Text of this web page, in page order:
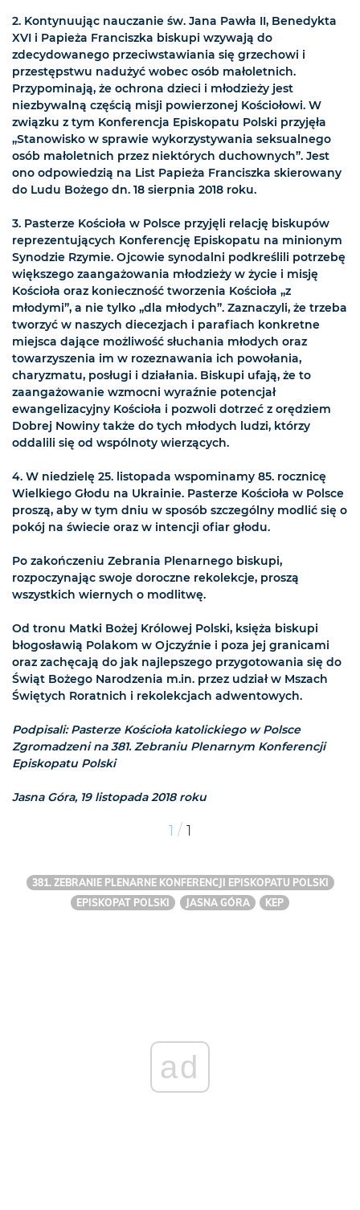
2. Kontynuując nauczanie św. Jana Pawła II, Benedykta
XVI i Papieża Franciszka biskupi wzywają do
zdecydowanego przeciwstawiania się grzechowi i
przestępstwu nadużyć wobec osób małoletnich.
Przypominają, że ochrona dzieci i młodzieży jest
niezbywalną częścią misji powierzonej Kościołowi. W
związku z tym Konferencja Episkopatu Polski przyjęła
„Stanowisko w sprawie wykorzystywania seksualnego
osób małoletnich przez niektórych duchownych”. Jest
ono odpowiedzią na List Papieża Franciszka skierowany
do Ludu Bożego dn. 18 sierpnia 2018 roku.
3. Pasterze Kościoła w Polsce przyjęli relację biskupów
reprezentujących Konferencję Episkopatu na minionym
Synodzie Rzymie. Ojcowie synodalni podkreślili potrzebę
większego zaangażowania młodzieży w życie i misję
Kościoła oraz konieczność tworzenia Kościoła „z
młodymi”, a nie tylko „dla młodych”. Zaznaczyli, że trzeba
tworzyć w naszych diecezjach i parafiach konkretne
miejsca dające możliwość słuchania młodych oraz
towarzyszenia im w rozeznawania ich powołania,
charyzmatu, posługi i działania. Biskupi ufają, że to
zaangażowanie wzmocni wyraźnie potencjał
ewangelizacyjny Kościoła i pozwoli dotrzeć z orędziem
Dobrej Nowiny także do tych młodych ludzi, którzy
oddalili się od wspólnoty wierzących.
4. W niedzielę 25. listopada wspominamy 85. rocznicę
Wielkiego Głodu na Ukrainie. Pasterze Kościoła w Polsce
proszą, aby w tym dniu w sposób szczególny modlić się o
pokój na świecie oraz w intencji ofiar głodu.
Po zakończeniu Zebrania Plenarnego biskupi,
rozpoczynając swoje doroczne rekolekcje, proszą
wszystkich wiernych o modlitwę.
Od tronu Matki Bożej Królowej Polski, księża biskupi
błogosławią Polakom w Ojczyźnie i poza jej granicami
oraz zachęcają do jak najlepszego przygotowania się do
Świąt Bożego Narodzenia m.in. przez udział w Mszach
Świętych Roratnich i rekolekcjach adwentowych.
Podpisali: Pasterze Kościoła katolickiego w Polsce
Zgromadzeni na 381. Zebraniu Plenarnym Konferencji
Episkopatu Polski
Jasna Góra, 19 listopada 2018 roku
1 / 1
381. ZEBRANIE PLENARNE KONFERENCJI EPISKOPATU POLSKI
EPISKOPAT POLSKI
JASNA GÓRA KEP
ad